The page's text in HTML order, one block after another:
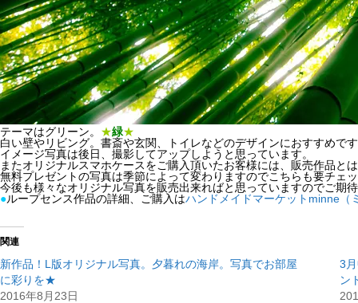
テーマはグリーン。 ★緑★
白い壁やリビング。書斎や玄関、トイレなどのデザインにおすすめで
イメージ写真は後日、撮影してアップしようと思っています。
またオリジナルスマホケースをご購入頂いたお客様には、販売作品と
無料プレゼントの写真は季節によって変わりますのでこちらも要チェ
今後も様々なオリジナル写真を販売出来ればと思っていますのでご期
●ループセンス作品の詳細、ご購入はハンドメイドマーケットminne（
関連
新作品！L版オリジナル写真。夕暮れの海岸。写真でお部屋
に彩りを★
2016年8月23日
3
ン